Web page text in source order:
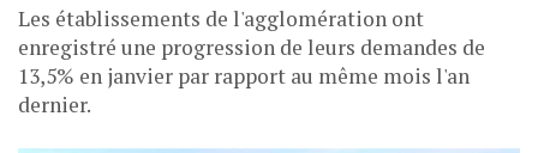
Les établissements de l'agglomération ont
enregistré une progression de leurs demandes de
13,5% en janvier par rapport au même mois l'an
dernier.